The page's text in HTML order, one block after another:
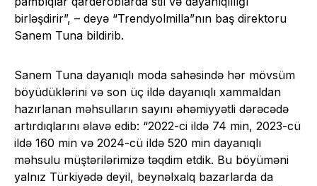
birləşdirir”, – deyə “Trendyolmilla”nın baş direktoru
Sanem Tuna bildirib.
Sanem Tuna dayanıqlı moda sahəsində hər mövsüm
böyüdüklərini və son üç ildə dayanıqlı xammaldan
hazırlanan məhsulların sayını əhəmiyyətli dərəcədə
artırdıqlarını əlavə edib: “2022-ci ildə 74 min, 2023-cü
ildə 160 min və 2024-cü ildə 520 min dayanıqlı
məhsulu müştərilərimizə təqdim etdik. Bu böyüməni
yalnız Türkiyədə deyil, beynəlxalq bazarlarda da